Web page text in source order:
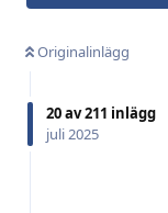
Originalinlägg
20av211 inlägg
juli 2025